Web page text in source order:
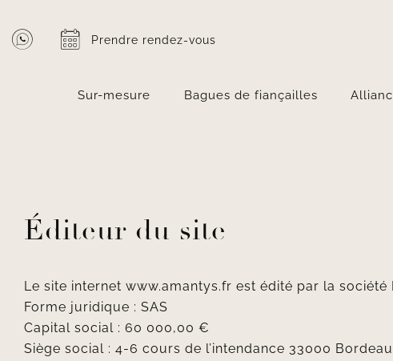
au
contenu
Prendre rendez-vous
Sur-mesure Bagues de fiançailles
Éditeur du site
Le site internet www.amantys.fr est édité par la société
Forme juridique : SAS
Capital social : 60 000,00 €
Siège social : 4-6 cours de l’intendance 33000